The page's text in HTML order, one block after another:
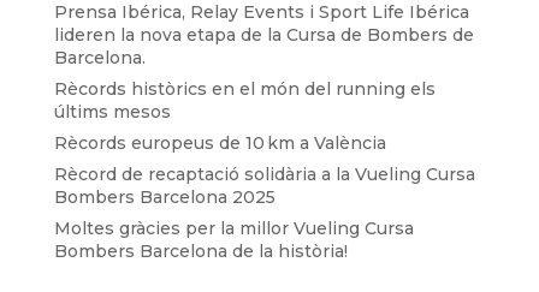
Prensa Ibérica, Relay Events i Sport Life Ibérica
lideren la nova etapa de la Cursa de Bombers de
Barcelona.
Rècords històrics en el món del running els
últims mesos
Rècords europeus de 10 km a València
Rècord de recaptació solidària a la Vueling Cursa
Bombers Barcelona 2025
Moltes gràcies per la millor Vueling Cursa
Bombers Barcelona de la història!